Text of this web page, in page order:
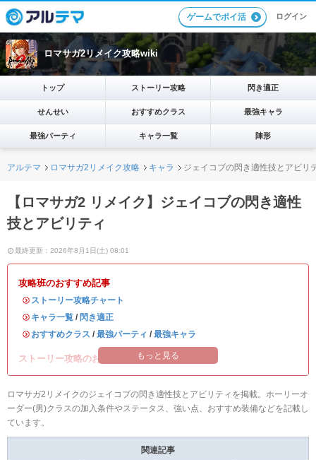
ゲームでポイ活 ログイン
ロマサガ2リメイク攻略wiki
トップ ストーリー攻略 閃き適正
せんせい おすすめクラス 最強キャラ
最強パーティ キャラ一覧 陣形
アルテマ ロマサガ2リメイク攻略 キャラ ジェイコブの閃き適性技とアビリ
【ロマサガ2 リメイク】ジェイコブの閃き適性
技とアビリティ
最終更新：2026年8月1日(土) 08:01
攻略班のおすすめ記事
・ ストーリー攻略チャート
・ キャラ一覧 / 閃き適正
・ おすすめクラス / 最強パーティ / 最強キャラ
ストーリー攻略のお供に読みたい記事！
もっと見る
ロマサガ2リメイクのジェイコブの閃き適性技とアビリティを掲載。ホーリーオ
ーダー(男)クラスの加入条件やステータス、強い点、おすすめ装備などを記載し
ています。
関連記事